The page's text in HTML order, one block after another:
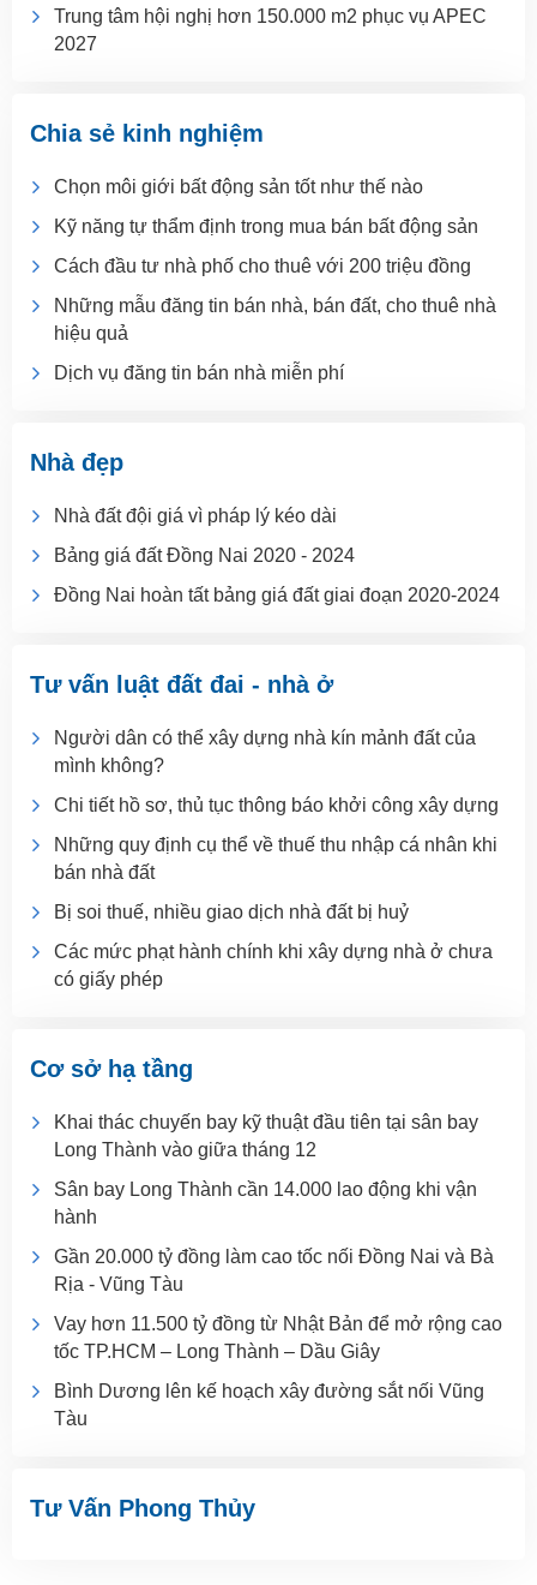
Trung tâm hội nghị hơn 150.000 m2 phục vụ APEC
2027
Chia sẻ kinh nghiệm
Chọn môi giới bất động sản tốt như thế nào
Kỹ năng tự thẩm định trong mua bán bất động sản
Cách đầu tư nhà phố cho thuê với 200 triệu đồng
Những mẫu đăng tin bán nhà, bán đất, cho thuê nhà
hiệu quả
Dịch vụ đăng tin bán nhà miễn phí
Nhà đẹp
Nhà đất đội giá vì pháp lý kéo dài
Bảng giá đất Đồng Nai 2020 - 2024
Đồng Nai hoàn tất bảng giá đất giai đoạn 2020-2024
Tư vấn luật đất đai - nhà ở
Người dân có thể xây dựng nhà kín mảnh đất của
mình không?
Chi tiết hồ sơ, thủ tục thông báo khởi công xây dựng
Những quy định cụ thể về thuế thu nhập cá nhân khi
bán nhà đất
Bị soi thuế, nhiều giao dịch nhà đất bị huỷ
Các mức phạt hành chính khi xây dựng nhà ở chưa
có giấy phép
Cơ sở hạ tầng
Khai thác chuyến bay kỹ thuật đầu tiên tại sân bay
Long Thành vào giữa tháng 12
Sân bay Long Thành cần 14.000 lao động khi vận
hành
Gần 20.000 tỷ đồng làm cao tốc nối Đồng Nai và Bà
Rịa - Vũng Tàu
Vay hơn 11.500 tỷ đồng từ Nhật Bản để mở rộng cao
tốc TP.HCM – Long Thành – Dầu Giây
Bình Dương lên kế hoạch xây đường sắt nối Vũng
Tàu
Tư Vấn Phong Thủy